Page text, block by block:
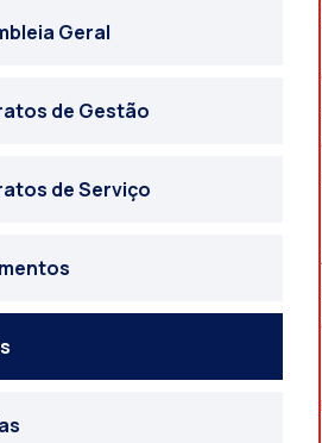
Geral
de Gestão
de Serviço